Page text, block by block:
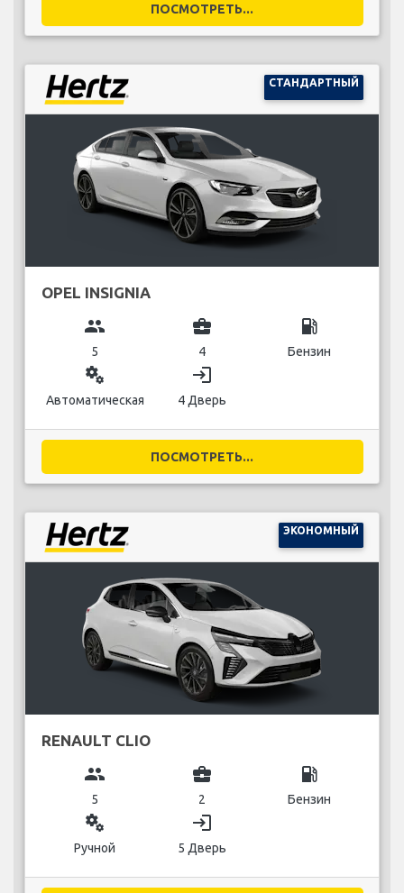
ПОСМОТРЕТЬ...
СТАНДАРТНЫЙ
OPEL INSIGNIA
group
5
business_center
4
local_gas_station
Бензин
miscellaneous_services
Автоматическая
login
4 Дверь
ПОСМОТРЕТЬ...
ЭКОНОМНЫЙ
RENAULT CLIO
group
5
business_center
2
local_gas_station
Бензин
miscellaneous_services
Ручной
login
5 Дверь